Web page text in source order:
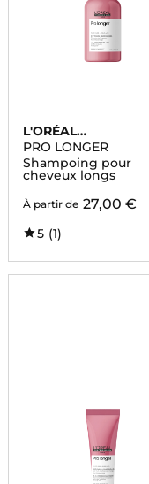
L'ORÉAL
PROFESSIONNEL
PRO LONGER
Shampoing pour
cheveux longs
À partir de 27,00 €
5 (1)